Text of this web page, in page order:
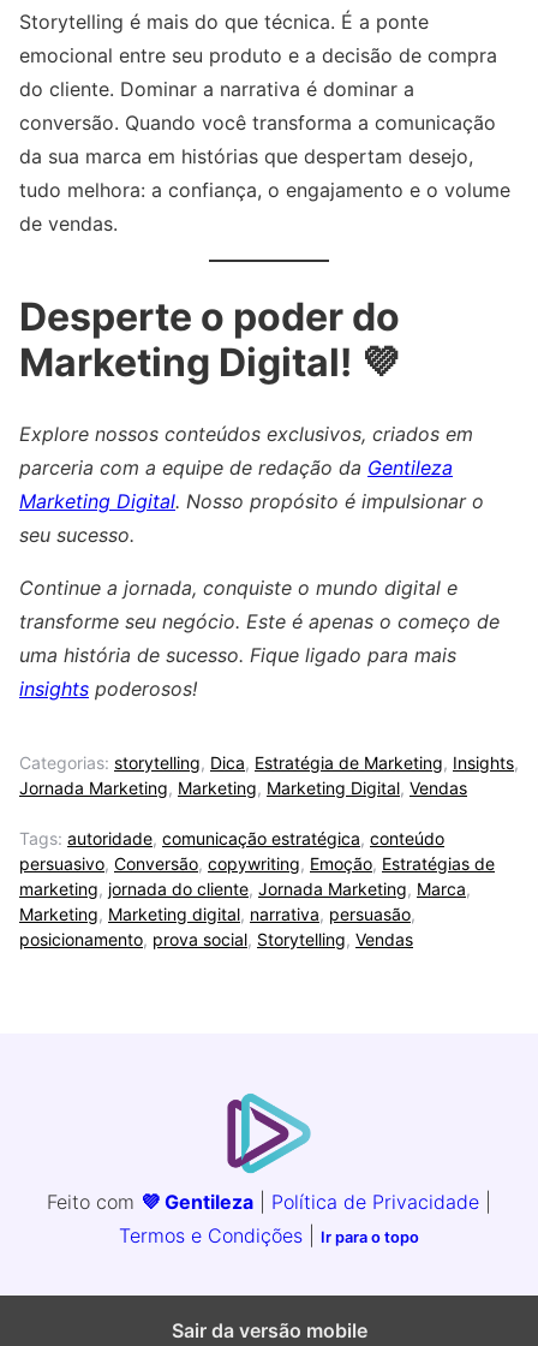
Storytelling é mais do que técnica. É a ponte
emocional entre seu produto e a decisão de compra
do cliente. Dominar a narrativa é dominar a
conversão. Quando você transforma a comunicação
da sua marca em histórias que despertam desejo,
tudo melhora: a confiança, o engajamento e o volume
de vendas.
Desperte o poder do
Marketing Digital! 💜
Explore nossos conteúdos exclusivos, criados em
parceria com a equipe de redação da Gentileza
Marketing Digital. Nosso propósito é impulsionar o
seu sucesso.
Continue a jornada, conquiste o mundo digital e
transforme seu negócio. Este é apenas o começo de
uma história de sucesso. Fique ligado para mais
insights poderosos!
Categorias: storytelling, Dica, Estratégia de Marketing, Insights,
Jornada Marketing, Marketing, Marketing Digital, Vendas
Tags: autoridade, comunicação estratégica, conteúdo
persuasivo, Conversão, copywriting, Emoção, Estratégias de
marketing, jornada do cliente, Jornada Marketing, Marca,
Marketing, Marketing digital, narrativa, persuasão,
posicionamento, prova social, Storytelling, Vendas
Feito com 💜 Gentileza Política de Privacidade
Termos e Condições
Ir para o topo
Sair da versão mobile